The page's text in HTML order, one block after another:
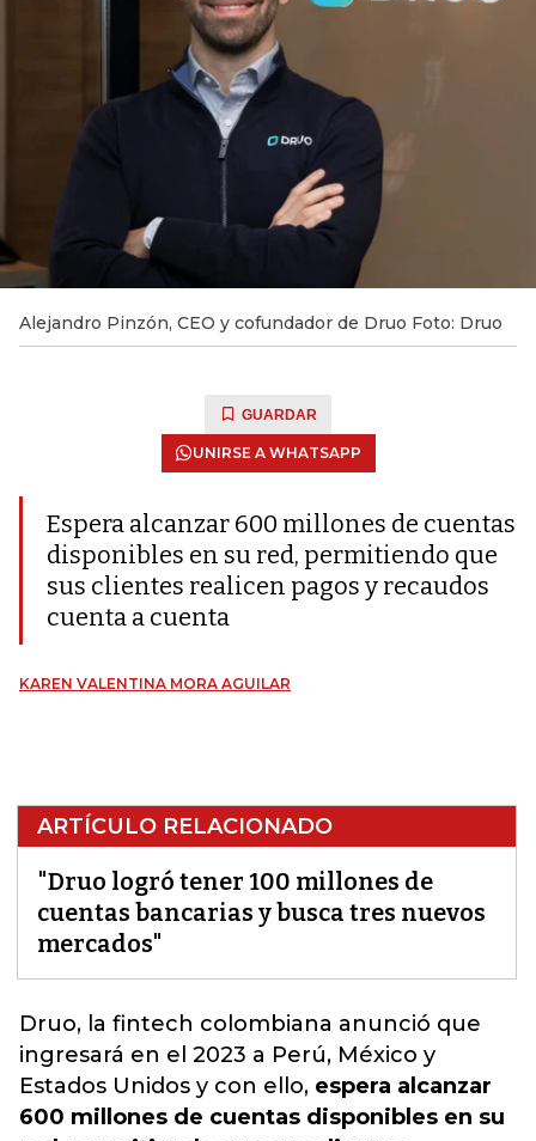
Alejandro Pinzón, CEO y cofundador de Druo Foto: Druo
GUARDAR
UNIRSE A WHATSAPP
Espera alcanzar 600 millones de cuentas
disponibles en su red, permitiendo que
sus clientes realicen pagos y recaudos
cuenta a cuenta
KAREN VALENTINA MORA AGUILAR
ARTÍCULO RELACIONADO
"Druo logró tener 100 millones de
cuentas bancarias y busca tres nuevos
mercados"
Druo, la fintech colombiana anunció que
ingresará en el 2023 a Perú, México y
Estados Unidos y con ello, espera alcanzar
600 millones de cuentas disponibles en su